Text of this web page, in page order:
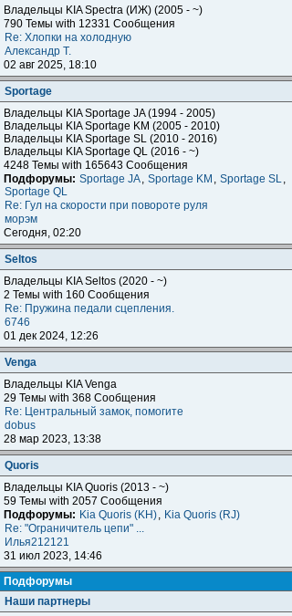
Владельцы KIA Spectra (ИЖ) (2005 - ~)
790 Темы with 12331 Сообщения
Re: Хлопки на холодную
Александр Т.
02 авг 2025, 18:10
Sportage
Владельцы KIA Sportage JA (1994 - 2005)
Владельцы KIA Sportage KM (2005 - 2010)
Владельцы KIA Sportage SL (2010 - 2016)
Владельцы KIA Sportage QL (2016 - ~)
4248 Темы with 165643 Сообщения
Подфорумы: Sportage JA, Sportage KM , Sportage SL,
Sportage QL
Re: Гул на скорости при повороте руля
морэм
Сегодня, 02:20
Seltos
Владельцы KIA Seltos (2020 - ~)
2 Темы with 160 Сообщения
Re: Пружина педали сцепления.
6746
01 дек 2024, 12:26
Venga
Владельцы KIA Venga
29 Темы with 368 Сообщения
Re: Центральный замок, помогите
dobus
28 мар 2023, 13:38
Quoris
Владельцы KIA Quoris (2013 - ~)
59 Темы with 2057 Сообщения
Подфорумы: Kia Quoris (KH), Kia Quoris (RJ)
Re: "Ограничитель цепи" ...
Илья212121
31 июл 2023, 14:46
Подфорумы
Наши партнеры